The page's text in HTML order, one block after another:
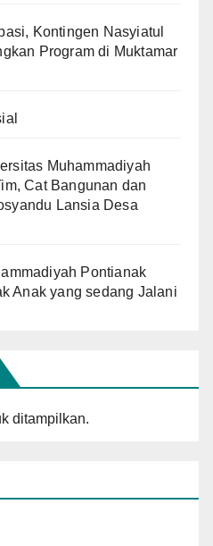
Kontingen Nasyiatul
Program di Muktamar
Muhammadiyah
Cat Bangunan dan
Lansia Desa
Pontianak
Anak yang sedang Jalani
ditampilkan.